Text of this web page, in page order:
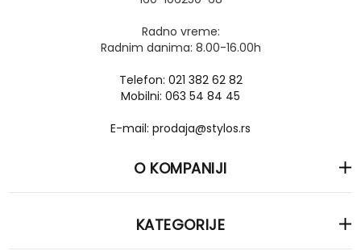
Radno vreme:
Radnim danima: 8.00-16.00h
Telefon: 021 382 62 82
Mobilni: 063 54 84 45
E-mail: prodaja@stylos.rs
O KOMPANIJI
KATEGORIJE